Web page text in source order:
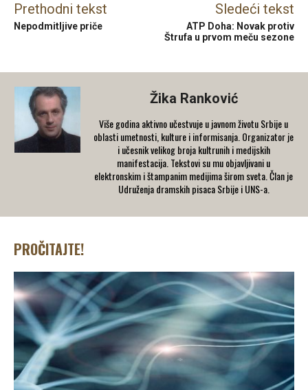
Prethodni tekst
Nepodmitljive priče
Sledeći tekst
ATP Doha: Novak protiv
Štrufa u prvom meču sezone
Žika Ranković
Više godina aktivno učestvuje u javnom životu Srbije u
oblasti umetnosti, kulture i informisanja. Organizator je
i učesnik velikog broja kultrunih i medijskih
manifestacija. Tekstovi su mu objavljivani u
elektronskim i štampanim medijima širom sveta. Član je
Udruženja dramskih pisaca Srbije i UNS-a.
PROČITAJTE!